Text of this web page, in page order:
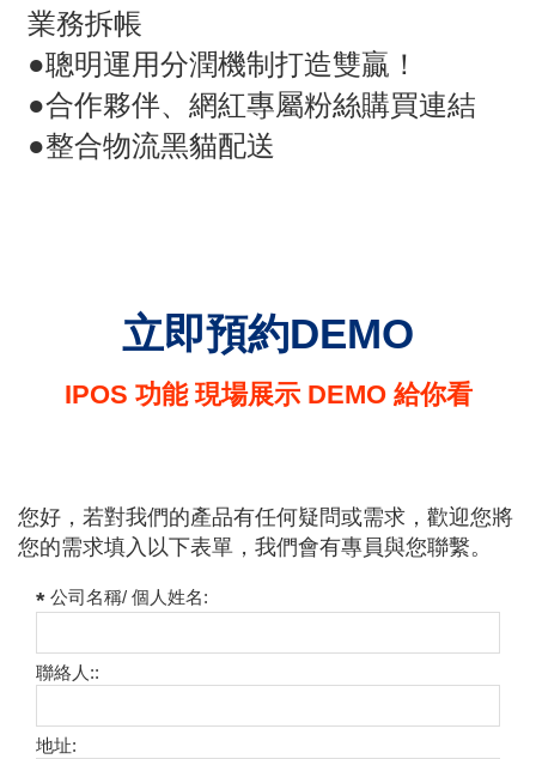
業務拆帳
●聰明運用分潤機制打造雙贏！
●合作夥伴、網紅專屬粉絲購買連結
●整合物流黑貓配送
立即預約DEMO
IPOS 功能 現場展示 DEMO 給你看
您好，若對我們的產品有任何疑問或需求，歡迎您將
您的需求填入以下表單，我們會有專員與您聯繫。
公司名稱/ 個人姓名:
聯絡人::
地址: